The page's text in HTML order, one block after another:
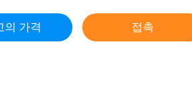
의 가격 접촉